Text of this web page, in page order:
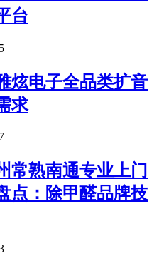
台
炫电子全品类扩音
求
常熟南通专业上门
点：除甲醛品牌技